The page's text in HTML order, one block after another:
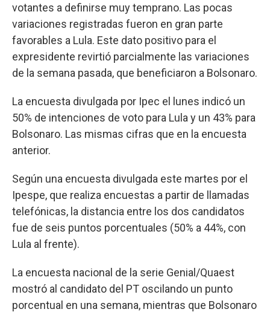
votantes a definirse muy temprano. Las pocas
variaciones registradas fueron en gran parte
favorables a Lula. Este dato positivo para el
expresidente revirtió parcialmente las variaciones
de la semana pasada, que beneficiaron a Bolsonaro.
La encuesta divulgada por Ipec el lunes indicó un
50% de intenciones de voto para Lula y un 43% para
Bolsonaro. Las mismas cifras que en la encuesta
anterior.
Según una encuesta divulgada este martes por el
Ipespe, que realiza encuestas a partir de llamadas
telefónicas, la distancia entre los dos candidatos
fue de seis puntos porcentuales (50% a 44%, con
Lula al frente).
La encuesta nacional de la serie Genial/Quaest
mostró al candidato del PT oscilando un punto
porcentual en una semana, mientras que Bolsonaro